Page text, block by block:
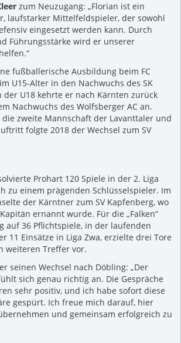
zum Neuzugang: „Florian ist ein
laufstarker Mittelfeldspieler, der sowohl
eingesetzt werden kann. Durch
Führungsstärke wird er unserer
fußballerische Ausbildung beim FC
U15-Alter in den Nachwuchs des SK
der U18 kehrte er nach Kärnten zurück
Nachwuchs des Wolfsberger AC an.
zweite Mannschaft der Lavanttaler und
folgte 2018 der Wechsel zum SV
Prohart 120 Spiele in der 2. Liga
zu einem prägenden Schlüsselspieler. Im
der Kärntner zum SV Kapfenberg, wo
ernannt wurde. Für die „Falken“
auf 36 Pflichtspiele, in der laufenden
11 Einsätze in Liga Zwa, erzielte drei Tore
weiteren Treffer vor.
seinen Wechsel nach Döbling: „Der
sich genau richtig an. Die Gespräche
sehr positiv, und ich habe sofort diese
gespürt. Ich freue mich darauf, hier
und gemeinsam erfolgreich zu